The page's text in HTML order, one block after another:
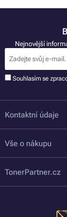
Nejnovější
Souhlasím se
Kontaktní údaje
Vše o nákupu
TonerPartner.cz